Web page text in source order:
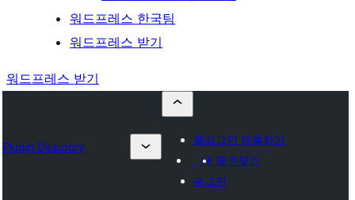
워드프레스 한국팀
워드프레스 받기
워드프레스 받기
Plugin Directory
플러그인 제출하기
내 즐겨찾기
로그인